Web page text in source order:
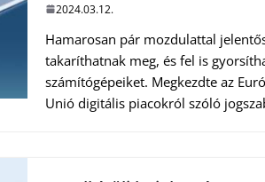
2024.03.12.
Hamarosan pár mozdulattal
takaríthatnak meg, és fel is
számítógépeiket. Megkezdte az
Unió digitális piacokról szóló